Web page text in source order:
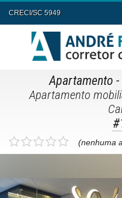
CRECI/SC 5949
Apartamento
Apartamento
(nenhuma